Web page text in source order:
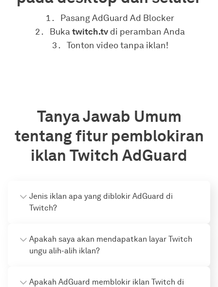
Pasang AdGuard Ad Blocker
Bukatwitch.tvdi peramban Anda
Tonton video tanpa iklan!
Tanya Jawab Umum
tentang fitur pemblokiran
iklan Twitch AdGuard
Jenis iklan apa yang diblokir AdGuard di
Twitch?
Apakah saya akan mendapatkan layar Twitch
ungu alih-alih iklan?
Apakah AdGuard memblokir iklan Twitch di